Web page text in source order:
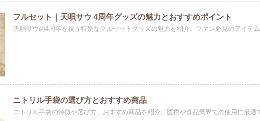
フルセット｜天唄サウ 4周年グッズの魅力とおすすめポイント
天唄サウの4周年を祝う特別なフルセットグッズの魅力を紹介。ファン必見のアイテム
ニトリル手袋の選び方とおすすめ商品
ニトリル手袋の特徴や選び方、おすすめ商品を紹介。医療や食品業界での使用に最適